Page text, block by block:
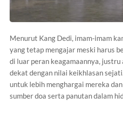
Menurut Kang Dedi, imam-imam
yang tetap mengajar meski harus
di luar peran keagamaannya,
dekat dengan nilai keikhlasan
untuk lebih menghargai mereka
sumber doa serta panutan dalam